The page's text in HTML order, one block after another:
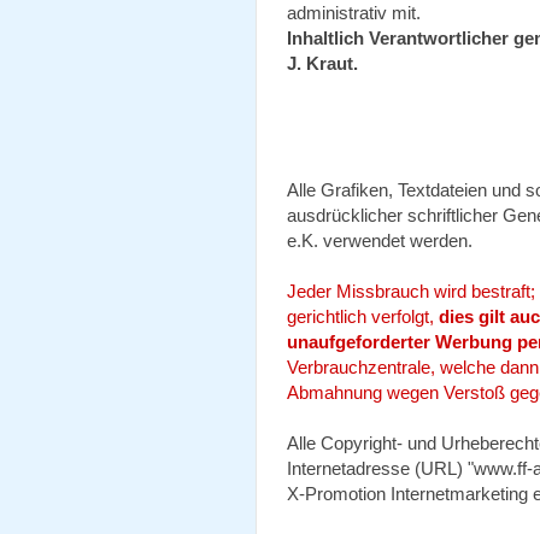
administrativ mit.
Inhaltlich Verantwortlicher
J. Kraut.
Alle Grafiken, Textdateien und
ausdrücklicher schriftlicher
e.K. verwendet werden.
Jeder Missbrauch wird
gerichtlich verfolgt, dies gilt
unaufgeforderter Werbung
Verbrauchzentrale, welche
Abmahnung wegen Verstoß
Alle Copyright- und
Internetadresse (URL)
X-Promotion Internetmarketing